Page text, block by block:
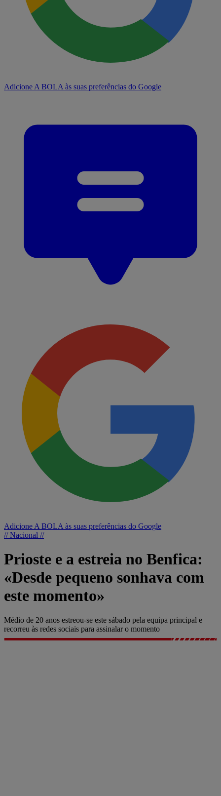
Adicione A BOLA às suas preferências do Google
Adicione A BOLA às suas preferências do Google
// Nacional //
Prioste e a estreia no Benfica:
«Desde pequeno sonhava com
este momento»
Médio de 20 anos estreou-se este sábado pela equipa principal e
recorreu às redes sociais para assinalar o momento